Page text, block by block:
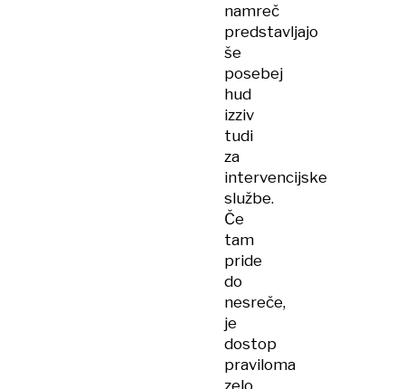
namreč
predstavljajo
še
posebej
hud
izziv
tudi
za
intervencijske
službe.
Če
tam
pride
do
nesreče,
je
dostop
praviloma
zelo